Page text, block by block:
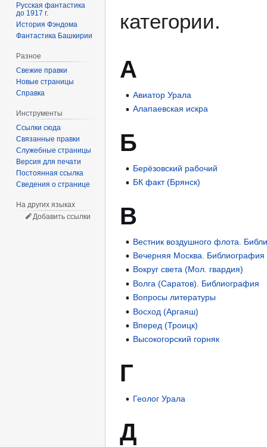
категории.
А
Авиатор Урала
Алапаевская искра
Б
Берёзовский рабочий
БК факт (Брянск)
В
Вестник воздушного флота.
Вечерняя Москва. Библиография
Вокруг света (Мол. гвардия)
Волга (Саратов). Библиография
Вопросы литературы
Восход (Аргаяш)
Вперед (Троицк)
Высокогорский горняк
Г
Геолог Урала
Д
Русская фантастика
до 1917 г.
История Фэндома
Фантастика Башкирии
Разное
Свежие правки
Новые страницы
Справка
Инструменты
Ссылки сюда
Связанные правки
Служебные страницы
Версия для печати
Постоянная ссылка
Сведения о странице
На других языках
Добавить ссылки